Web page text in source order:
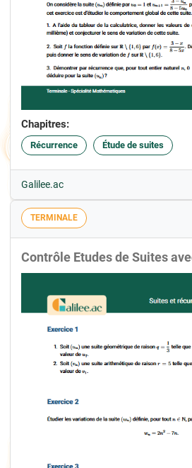
Chapitres:
Récurrence Étude de suites
Galilee.ac
TERMINALE
Contrôle Etudes de Suites